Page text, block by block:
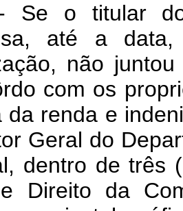
Se o titular
até a
não
com os
da renda e
Geral do
dentro de três
Direito da